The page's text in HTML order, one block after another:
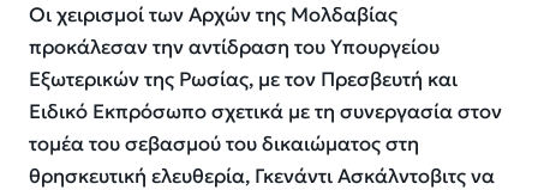
Οι χειρισμοί των Αρχών της Μολδαβίας
προκάλεσαν την αντίδραση του Υπουργείου
Εξωτερικών της Ρωσίας, με τον Πρεσβευτή και
Ειδικό Εκπρόσωπο σχετικά με τη συνεργασία στον
τομέα του σεβασμού του δικαιώματος στη
θρησκευτική ελευθερία, Γκενάντι Ασκάλντοβιτς να